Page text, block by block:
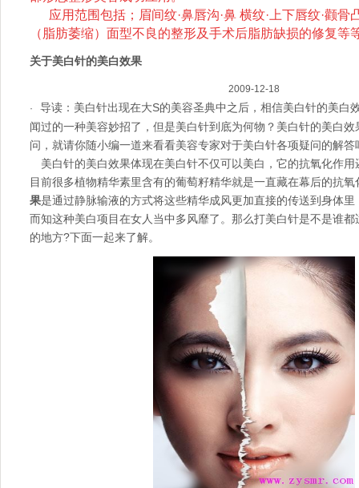
应用范围包括；眉间纹·鼻唇沟·鼻 横纹·上下唇纹·颧骨
（脂肪萎缩）面型不良的整形及手术后脂肪缺损的修复等
关于美白针的美白效果
2009-12-18
· 导读：美白针出现在大S的美容圣典中之后，相信美白针的美白
闻过的一种美容妙招了，但是美白针到底为何物？美白针的美白
问，就请你随小编一道来看看美容专家对于美白针各项疑问的解答
美白针的美白效果体现在美白针不仅可以美白，它的抗氧化作
目前很多植物精华素里含有的葡萄籽精华就是一直藏在幕后的抗氧
果是通过静脉输液的方式将这些精华成风更加直接的传送到身体
而知这种美白项目在女人当中多风靡了。那么打美白针是不是谁
的地方?下面一起来了解。